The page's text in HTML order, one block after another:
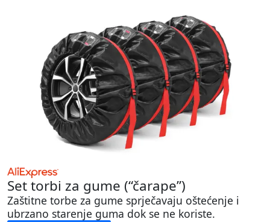
Set torbi za gume (“čarape”)
Zaštitne torbe za gume sprječavaju oštećenje i
ubrzano starenje guma dok se ne koriste.